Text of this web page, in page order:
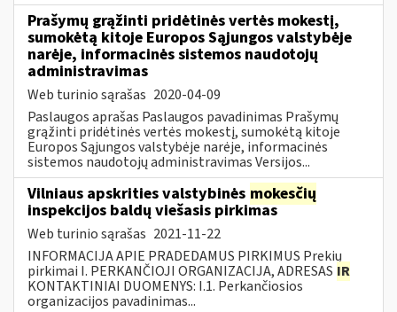
Prašymų grąžinti pridėtinės vertės mokestį,
sumokėtą kitoje Europos Sąjungos valstybėje
narėje, informacinės sistemos naudotojų
administravimas
Web turinio sąrašas 2020-04-09
Paslaugos aprašas Paslaugos pavadinimas Prašymų
grąžinti pridėtinės vertės mokestį, sumokėtą kitoje
Europos Sąjungos valstybėje narėje, informacinės
sistemos naudotojų administravimas Versijos...
Vilniaus apskrities valstybinės mokesčių
inspekcijos baldų viešasis pirkimas
Web turinio sąrašas 2021-11-22
INFORMACIJA APIE PRADEDAMUS PIRKIMUS Prekių
pirkimai I. PERKANČIOJI ORGANIZACIJA, ADRESAS IR
KONTAKTINIAI DUOMENYS: I.1. Perkančiosios
organizacijos pavadinimas...